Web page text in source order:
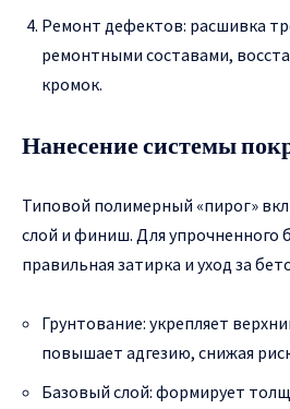
Ремонт дефектов: расшивка
ремонтными составами,
кромок.
Нанесение системы
Типовой полимерный «пирог»
слой и финиш. Для упрочненного
правильная затирка и уход за
Грунтование: укрепляет
повышает адгезию, снижая
Базовый слой: формирует